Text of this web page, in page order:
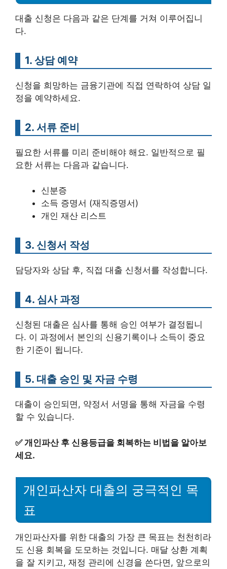
대출 신청은 다음과 같은 단계를 거쳐 이루어집니
다.
1. 상담 예약
신청을 희망하는 금융기관에 직접 연락하여 상담 일
정을 예약하세요.
2. 서류 준비
필요한 서류를 미리 준비해야 해요. 일반적으로 필
요한 서류는 다음과 같습니다.
신분증
소득 증명서 (재직증명서)
개인 재산 리스트
3. 신청서 작성
담당자와 상담 후, 직접 대출 신청서를 작성합니다.
4. 심사 과정
신청된 대출은 심사를 통해 승인 여부가 결정됩니
다. 이 과정에서 본인의 신용기록이나 소득이 중요
한 기준이 됩니다.
5. 대출 승인 및 자금 수령
대출이 승인되면, 약정서 서명을 통해 자금을 수령
할 수 있습니다.
✅개인파산 후 신용등급을 회복하는 비법을 알아보
세요.
개인파산자 대출의 궁극적인 목
표
개인파산자를 위한 대출의 가장 큰 목표는 천천히라
도 신용 회복을 도모하는 것입니다. 매달 상환 계획
을 잘 지키고, 재정 관리에 신경을 쓴다면, 앞으로의